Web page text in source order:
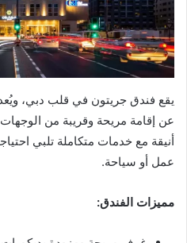
يقع فندق جريتون في قلب دبي، ويُعد
عن إقامة مريحة وقريبة من الوجهات
أنيقة مع خدمات متكاملة تلبي
عمل أو سياحة.
مميزات الفندق: